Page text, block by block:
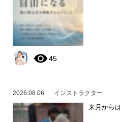
45
2026.08.06 インストラクター
来月から